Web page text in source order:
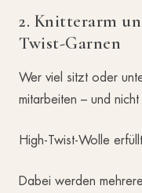
2. Knitterarm
Twist-Garnen
Wer viel sitzt oder
mitarbeiten – und
High-Twist-Wolle
Dabei werden